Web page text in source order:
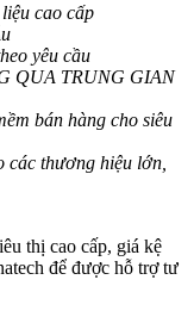
cao cấp
yêu cầu
QUA TRUNG GIAN
bán hàng cho siêu
các thương hiệu lớn,
thị cao cấp, giá kệ
để được hỗ trợ tư